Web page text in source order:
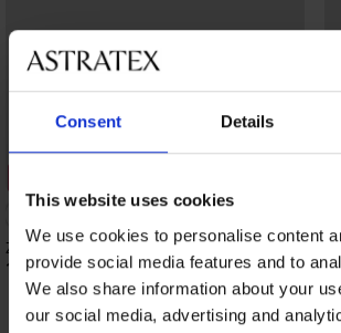
Consent Details
This website uses cookies
We use cookies to personalise content
provide social media features and to
We also share information about your
our social media, advertising and
Zatezajuće gaćice Giulia
15,99 €